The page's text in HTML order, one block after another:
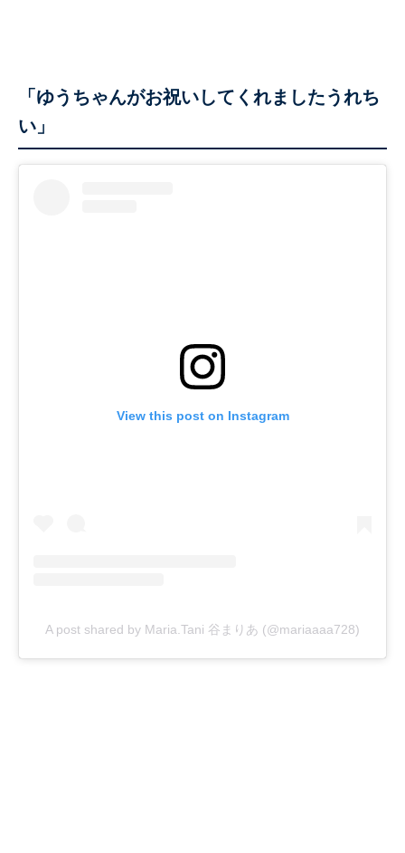
「ゆうちゃんがお祝いしてくれましたうれち
い」
View this post on Instagram
A post shared by Maria.Tani 谷まりあ (@mariaaaa728)